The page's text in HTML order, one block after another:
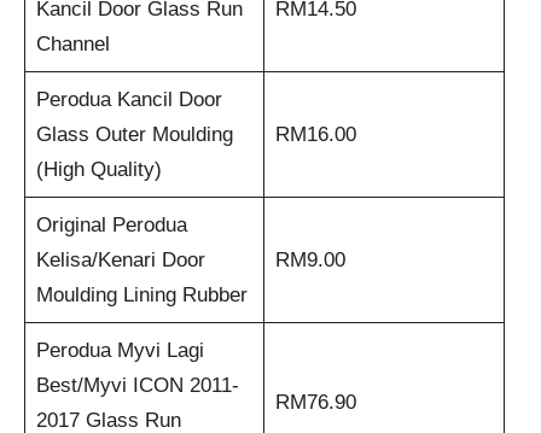
Kancil Door Glass Run
Channel
RM14.50
Perodua Kancil Door
Glass Outer Moulding
(High Quality)
RM16.00
Original Perodua
Kelisa/Kenari Door
Moulding Lining Rubber
RM9.00
Perodua Myvi Lagi
Best/Myvi ICON 2011-
2017 Glass Run
RM76.90